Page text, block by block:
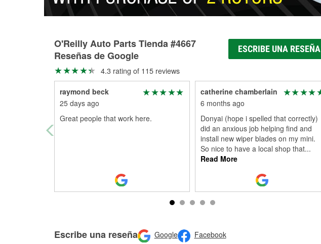
O'Reilly Auto Parts Tienda #4667
Reseñas de Google
ESCRIBE UNA RESEÑA
4.3 rating of 115 reviews
raymond beck
25 days ago
Great people that work here.
catherine chamberlain
6 months ago
Donyai (hope i spelled that correctly)
did an anxious job helping find and
install new wiper blades on my mini.
So nice to have a local shop that...
Read More
Escribe una reseña Google Facebook